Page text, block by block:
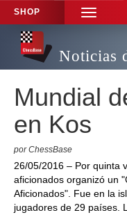
SHOP
TOGGLE
Noticias
Mundial
en Kos
por ChessBase
26/05/2016 – Por quinta
aficionados organizó un
Aficionados". Fue en la
jugadores de 29 países.